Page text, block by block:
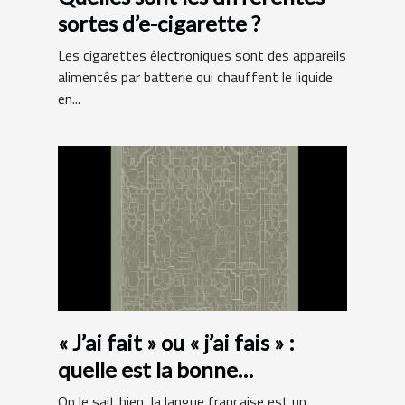
sortes d’e-cigarette ?
Les cigarettes électroniques sont des appareils
alimentés par batterie qui chauffent le liquide
en...
« J’ai fait » ou « j’ai fais » :
quelle est la bonne
orthographe ?